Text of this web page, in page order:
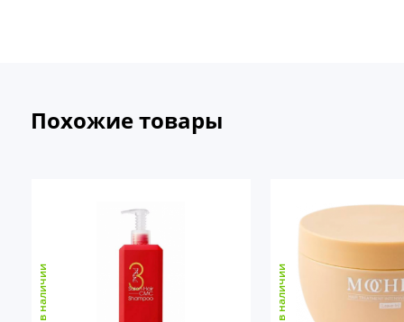
Похожие товары
в наличии в наличии